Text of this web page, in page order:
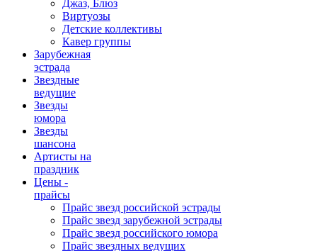
Джаз, Блюз
Виртуозы
Детские коллективы
Кавер группы
Зарубежная
эстрада
Звездные
ведущие
Звезды
юмора
Звезды
шансона
Артисты на
праздник
Цены -
прайсы
Прайс звезд российской эстрады
Прайс звезд зарубежной эстрады
Прайс звезд российского юмора
Прайс звездных ведущих